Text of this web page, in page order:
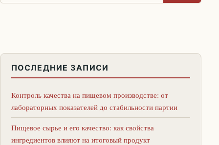
ПОСЛЕДНИЕ ЗАПИСИ
Контроль качества на пищевом производстве: от
лабораторных показателей до стабильности партии
Пищевое сырье и его качество: как свойства
ингредиентов влияют на итоговый продукт